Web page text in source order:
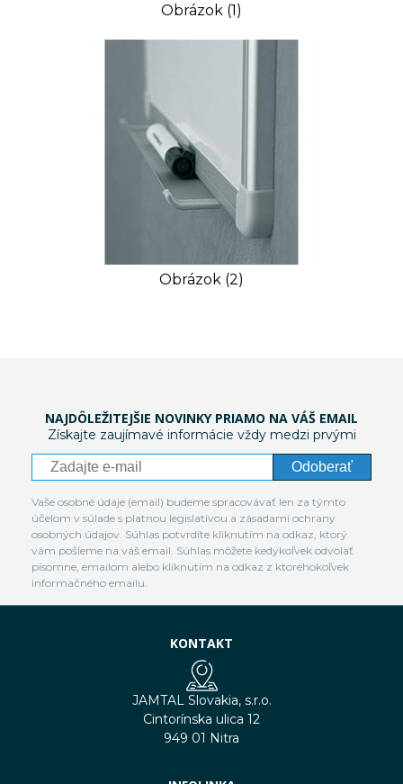
Obrázok (1)
Obrázok (2)
NAJDÔLEŽITEJŠIE NOVINKY PRIAMO NA VÁŠ EMAIL
Získajte zaujímavé informácie vždy medzi prvými
Odoberať
Vaše osobné údaje (email) budeme spracovávať len za týmto
účelom v súlade s platnou legislatívou a zásadami ochrany
osobných údajov. Súhlas potvrdíte kliknutím na odkaz, ktorý
vám pošleme na váš email. Súhlas môžete kedykoľvek odvolať
písomne, emailom alebo kliknutím na odkaz z ktoréhokoľvek
informačného emailu.
KONTAKT
JAMTAL Slovakia, s.r.o.
Cintorínska ulica 12
949 01 Nitra